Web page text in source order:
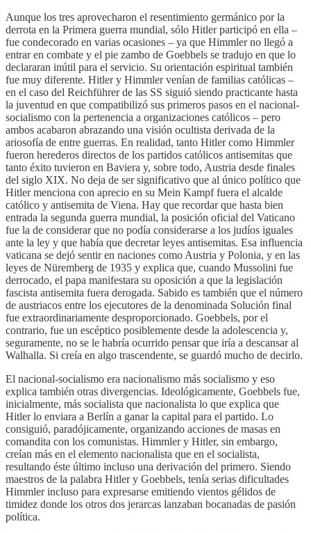
Aunque los tres aprovecharon el resentimiento germánico por la
derrota en la Primera guerra mundial, sólo Hitler participó en ella –
fue condecorado en varias ocasiones – ya que Himmler no llegó a
entrar en combate y el pie zambo de Goebbels se tradujo en que lo
declararan inútil para el servicio. Su orientación espiritual también
fue muy diferente. Hitler y Himmler venían de familias católicas –
en el caso del Reichführer de las SS siguió siendo practicante hasta
la juventud en que compatibilizó sus primeros pasos en el nacional-
socialismo con la pertenencia a organizaciones católicos – pero
ambos acabaron abrazando una visión ocultista derivada de la
ariosofía de entre guerras. En realidad, tanto Hitler como Himmler
fueron herederos directos de los partidos católicos antisemitas que
tanto éxito tuvieron en Baviera y, sobre todo, Austria desde finales
del siglo XIX. No deja de ser significativo que al único político que
Hitler menciona con aprecio en su Mein Kampf fuera el alcalde
católico y antisemita de Viena. Hay que recordar que hasta bien
entrada la segunda guerra mundial, la posición oficial del Vaticano
fue la de considerar que no podía considerarse a los judíos iguales
ante la ley y que había que decretar leyes antisemitas. Esa influencia
vaticana se dejó sentir en naciones como Austria y Polonia, y en las
leyes de Nüremberg de 1935 y explica que, cuando Mussolini fue
derrocado, el papa manifestara su oposición a que la legislación
fascista antisemita fuera derogada. Sabido es también que el número
de austriacos entre los ejecutores de la denominada Solución final
fue extraordinariamente desproporcionado. Goebbels, por el
contrario, fue un escéptico posiblemente desde la adolescencia y,
seguramente, no se le habría ocurrido pensar que iría a descansar al
Walhalla. Si creía en algo trascendente, se guardó mucho de decirlo.
El nacional-socialismo era nacionalismo más socialismo y eso
explica también otras divergencias. Ideológicamente, Goebbels fue,
inicialmente, más socialista que nacionalista lo que explica que
Hitler lo enviara a Berlín a ganar la capital para el partido. Lo
consiguió, paradójicamente, organizando acciones de masas en
comandita con los comunistas. Himmler y Hitler, sin embargo,
creían más en el elemento nacionalista que en el socialista,
resultando éste último incluso una derivación del primero. Siendo
maestros de la palabra Hitler y Goebbels, tenía serias dificultades
Himmler incluso para expresarse emitiendo vientos gélidos de
timidez donde los otros dos jerarcas lanzaban bocanadas de pasión
política.